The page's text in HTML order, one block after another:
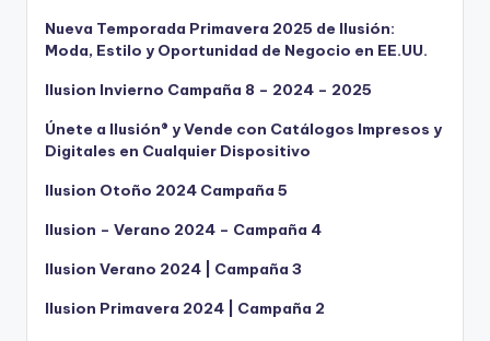
Nueva Temporada Primavera 2025 de Ilusión:
Moda, Estilo y Oportunidad de Negocio en EE.UU.
Ilusion Invierno Campaña 8 – 2024 – 2025
Únete a Ilusión® y Vende con Catálogos Impresos y
Digitales en Cualquier Dispositivo
Ilusion Otoño 2024 Campaña 5
Ilusion – Verano 2024 – Campaña 4
Ilusion Verano 2024 | Campaña 3
Ilusion Primavera 2024 | Campaña 2